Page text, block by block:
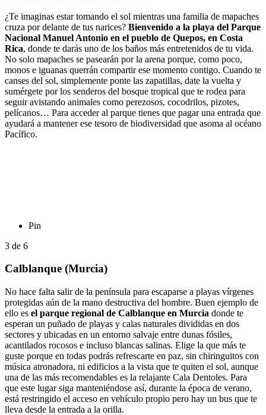
¿Te imaginas estar tomando el sol mientras una familia de mapaches
cruza por delante de tus narices? Bienvenido a la playa del Parque
Nacional Manuel Antonio en el pueblo de Quepos, en Costa
Rica, donde te darás uno de los baños más entretenidos de tu vida.
No solo mapaches se pasearán por la arena porque, como poco,
monos e iguanas querrán compartir ese momento contigo. Cuando te
canses del sol, simplemente ponte las zapatillas, date la vuelta y
sumérgete por los senderos del bosque tropical que te rodea para
seguir avistando animales como perezosos, cocodrilos, pizotes,
pelícanos… Para acceder al parque tienes que pagar una entrada que
ayudará a mantener ese tesoro de biodiversidad que asoma al océano
Pacífico.
Pin
3 de 6
Calblanque (Murcia)
No hace falta salir de la península para escaparse a playas vírgenes
protegidas aún de la mano destructiva del hombre. Buen ejemplo de
ello es el parque regional de Calblanque en Murcia donde te
esperan un puñado de playas y calas naturales divididas en dos
sectores y ubicadas en un entorno salvaje entre dunas fósiles,
acantilados rocosos e incluso blancas salinas. Elige la que más te
guste porque en todas podrás refrescarte en paz, sin chiringuitos con
música atronadora, ni edificios a la vista que te quiten el sol, aunque
una de las más recomendables es la relajante Cala Dentoles. Para
que este lugar siga manteniéndose así, durante la época de verano,
está restringido el acceso en vehículo propio pero hay un bus que te
lleva desde la entrada a la orilla.